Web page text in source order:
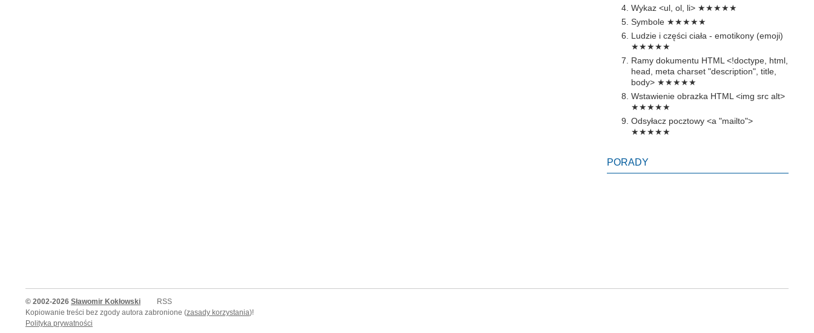
Wykaz <ul, ol, li> ★★★★★
Symbole ★★★★★
Ludzie i części ciała - emotikony (emoji)
★★★★★
Ramy dokumentu HTML <!doctype, html,
head, meta charset "description", title,
body> ★★★★★
Wstawienie obrazka HTML <img src alt>
★★★★★
Odsyłacz pocztowy <a "mailto">
★★★★★
PORADY
© 2002-2026 Sławomir Kokłowski
RSS
Kopiowanie treści bez zgody autora zabronione (zasady korzystania)!
Polityka prywatności